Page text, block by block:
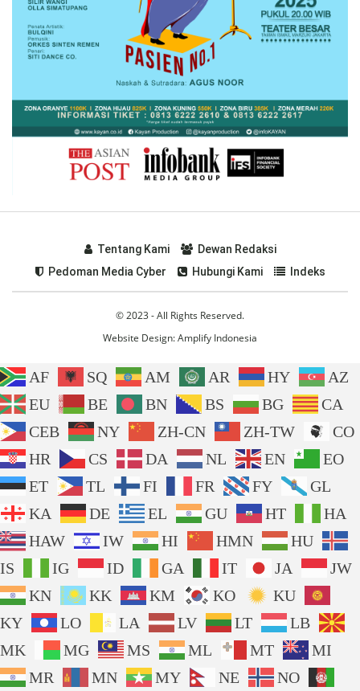
Tentang Kami
Dewan Redaksi
Pedoman Media Cyber
Hubungi Kami Indeks
© 2023 - All Rights Reserved.
Website Design:Amplify Indonesia
AF SQ AM AR HY
AZ
EU
BE BN BS BG
CA
CEB
NY ZH-CN ZH-TW
CO
HR
CS DA NL EN
EO
ET
TL FI FR FY
GL
KA
DE EL GU HT
HA
HAW
IW HI HMN
HU
IS
IG ID GA IT JA
JW
KN
KK KM KO
KU
KY
LO LA LV LT
LB
MK
MG MS ML MT
MI
MR
MN MY NE NO